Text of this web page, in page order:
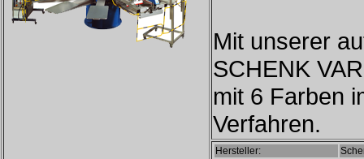
Mit unserer
SCHENK
mit 6 Farben
Verfahren.
Hersteller: